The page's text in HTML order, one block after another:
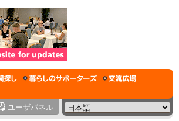
ユーザパネル